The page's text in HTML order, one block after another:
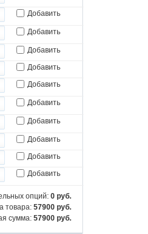
Добавить
Добавить
Добавить
Добавить
Добавить
Добавить
Добавить
Добавить
Добавить
Добавить
опций: 0 руб.
товара: 57900 руб.
сумма: 57900 руб.